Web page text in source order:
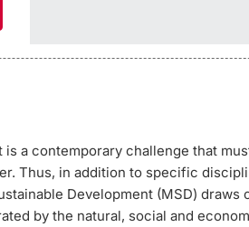
a contemporary challenge that
Thus, in addition to specific
Development (MSD) draws
by the natural, social and